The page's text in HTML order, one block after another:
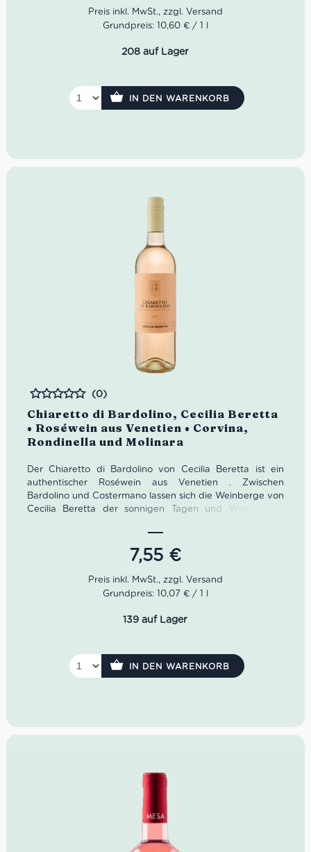
besonders wenn um eine Pizza zB. mit Pilzen oder
Salsiccia oder 4 Stagioni handelt.
Idealer Versandkarton: 21 Flasche
Grundpreis: 10,60 € / 1 l
208 auf Lager
IN DEN WARENKORB
Chiaretto di Bardolino, Cecilia Beretta
• Roséwein aus Venetien • Corvina,
Rondinella und Molinara
Bewertet
(0)
Der Chiaretto di Bardolino von Cecilia Beretta ist ein
authentischer Roséwein aus Venetien . Zwischen
Bardolino und Costermano lassen sich die Weinberge von
Cecilia Beretta der sonnigen Tagen und Winde vom
Corvina, 20% Rondinella und 20% Molinara.
Er passt gut zu Salaten und Fischspeisen
Farbe: kirschrot
Geschmack: Mit guter Frische und Säure ist er
ausgewogen und angenehm am Gaumen
Geruch: zarte und fruchtige Aromen, die an Kirschen
7,55 €
Grundpreis: 10,07 € / 1 l
139 auf Lager
IN DEN WARENKORB